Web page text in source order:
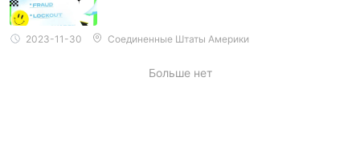
2023-11-30 Соединенные Штаты Америки
Больше нет